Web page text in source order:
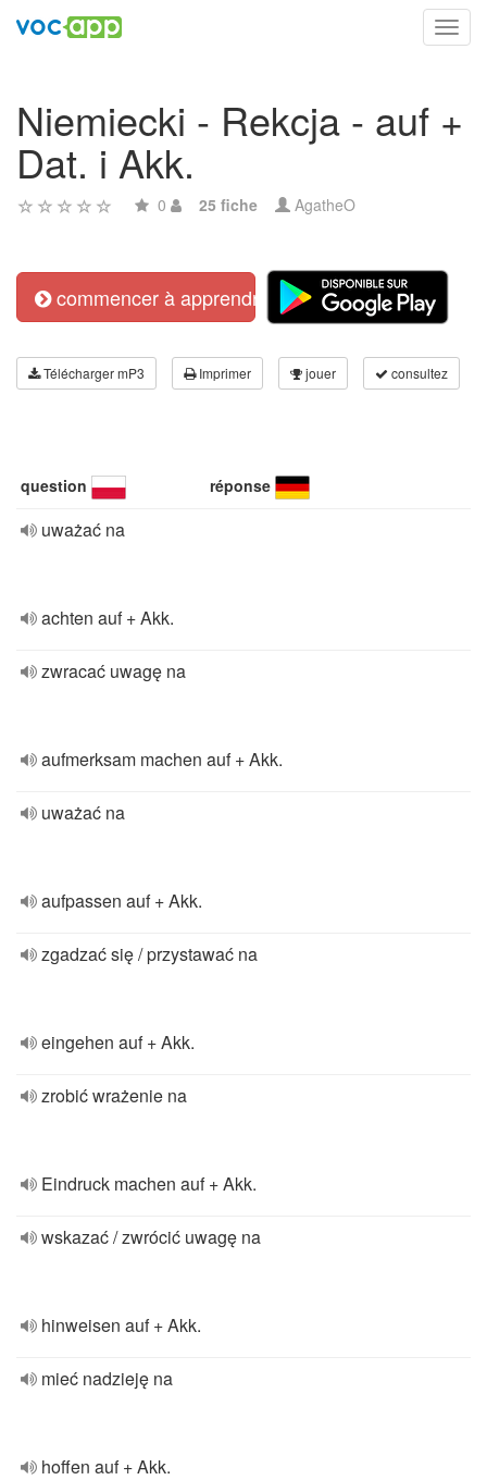
Niemiecki - Rekcja - auf +
Dat. i Akk.
0 25 fiche AgatheO
commencer à apprendre
Télécharger mP3 Imprimer jouer consultez
question réponse
uważać na
achten auf + Akk.
zwracać uwagę na
aufmerksam machen auf + Akk.
uważać na
aufpassen auf + Akk.
zgadzać się / przystawać na
eingehen auf + Akk.
zrobić wrażenie na
Eindruck machen auf + Akk.
wskazać / zwrócić uwagę na
hinweisen auf + Akk.
mieć nadzieję na
hoffen auf + Akk.